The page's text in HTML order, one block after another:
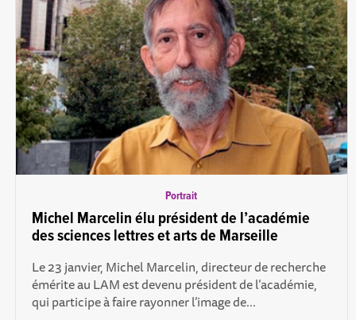
Portrait
Michel Marcelin élu président de l’académie
des sciences lettres et arts de Marseille
Le 23 janvier, Michel Marcelin, directeur de recherche
émérite au LAM est devenu président de l’académie,
qui participe à faire rayonner l’image de...